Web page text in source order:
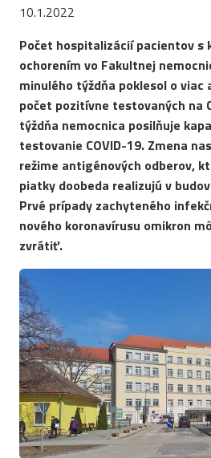
10.1.2022
Počet hospitalizácií pacientov s
ochorením vo Fakultnej
minulého týždňa poklesol o viac
počet pozitívne testovaných na
týždňa nemocnica posilňuje
testovanie COVID-19. Zmena
režime antigénových odberov,
piatky doobeda realizujú v
Prvé prípady zachyteného
nového koronavírusu omikron
zvrátiť.